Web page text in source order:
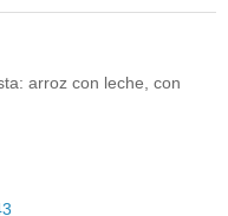
arroz con leche, con